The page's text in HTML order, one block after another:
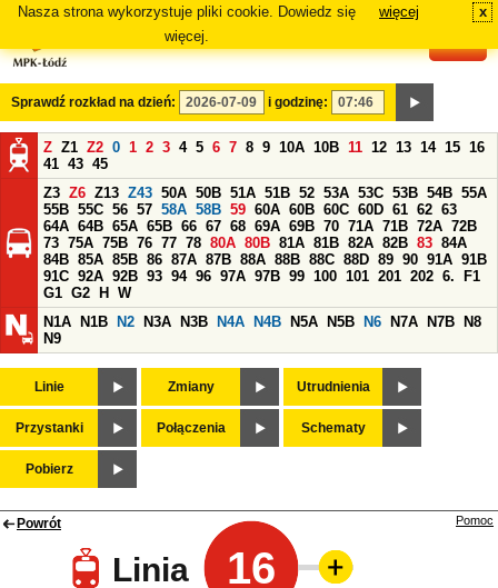
Nasza strona wykorzystuje pliki cookie. Dowiedz się
więcej.
więcej x
Sprawdź rozkład na dzień: i godzinę:
Z Z1 Z2 0 1 2 3 4 5 6 7 8 9 10A 10B 11 12 13 14 15 16
41 43 45
Z3 Z6 Z13 Z43 50A 50B 51A 51B 52 53A 53C 53B 54B 55A
55B 55C 56 57 58A 58B 59 60A 60B 60C 60D 61 62 63
64A 64B 65A 65B 66 67 68 69A 69B 70 71A 71B 72A 72B
73 75A 75B 76 77 78 80A 80B 81A 81B 82A 82B 83 84A
84B 85A 85B 86 87A 87B 88A 88B 88C 88D 89 90 91A 91B
91C 92A 92B 93 94 96 97A 97B 99 100 101 201 202 6.
F1
G1 G2 H
W
N1A
N1B N2 N3A N3B N4A N4B N5A N5B N6 N7A N7B
N8
N9
Linie Zmiany Utrudnienia
Przystanki Połączenia Schematy
Pobierz
Powrót
Linia 16
Pomoc